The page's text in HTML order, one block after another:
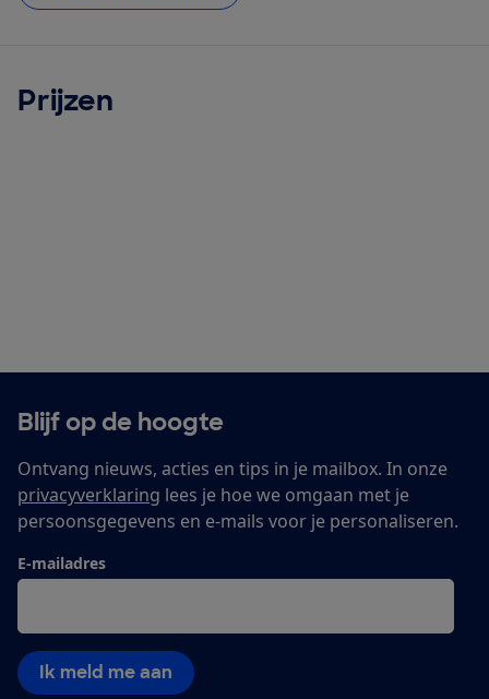
Prijzen
Blijf op de hoogte
Ontvang nieuws, acties en tips in je mailbox. In onze
privacyverklaring lees je hoe we omgaan met je
persoonsgegevens en e-mails voor je personaliseren.
E-mailadres
Ik meld me aan